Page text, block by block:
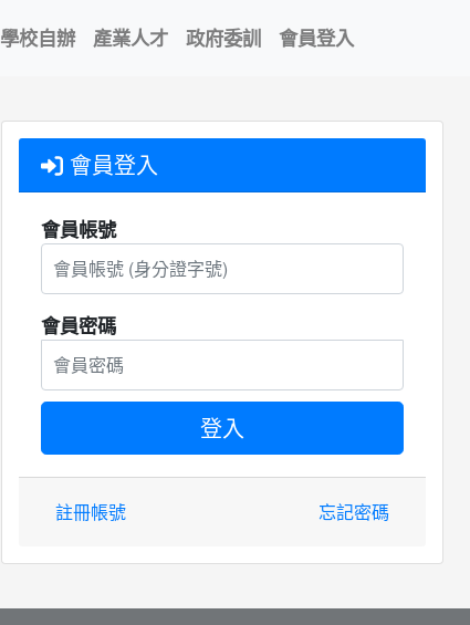
學校自辦 產業人才 政府委訓 會員登入
會員登入
會員帳號
會員密碼
註冊帳號 忘記密碼